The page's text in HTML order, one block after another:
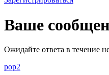
Ваше
Ожидайте ответа в течение
pop2